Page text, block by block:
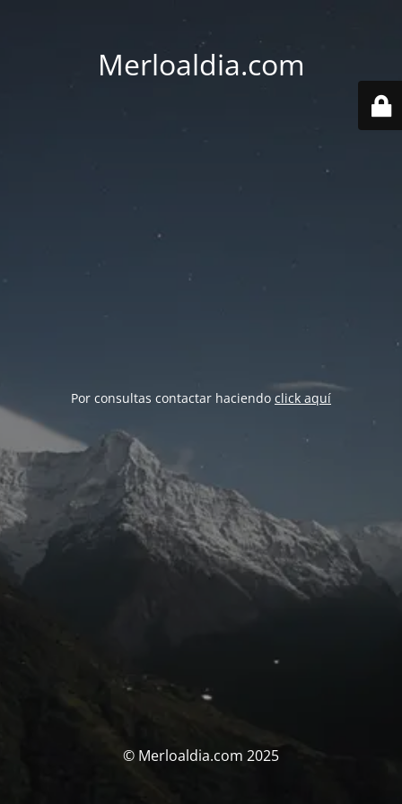
Merloaldia.com
Por consultas contactar haciendo click aquí
© Merloaldia.com 2025